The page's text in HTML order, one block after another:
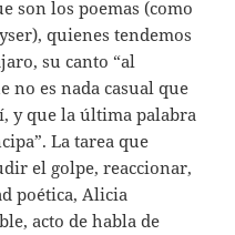
son los poemas (como
quienes tendemos
su canto “al
no es nada casual que
y que la última palabra
La tarea que
el golpe, reaccionar,
poética, Alicia
acto de habla de